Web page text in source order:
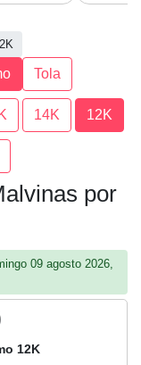
Tola
14K 12K
por
09 agosto 2026,
12K